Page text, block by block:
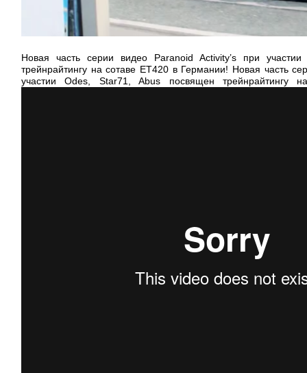
Новая часть серии видео Paranoid Activity’s при
трейнрайтингу на сотаве ET420 в Германии! Новая часть
участии Odes, Star71, Abus посвящен трейнрайтингу